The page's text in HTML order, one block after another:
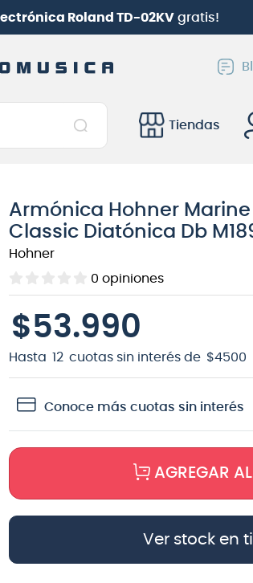
Pago(solo web) | Hasta 6
Tiendas
Armónica Hohner
Classic Diatónica Db
Hohner
0 opiniones
$53.990
Hasta 12 cuotas sin interés de $4500
Conoce más cuotas sin interés
AGREGAR
Ver stock en